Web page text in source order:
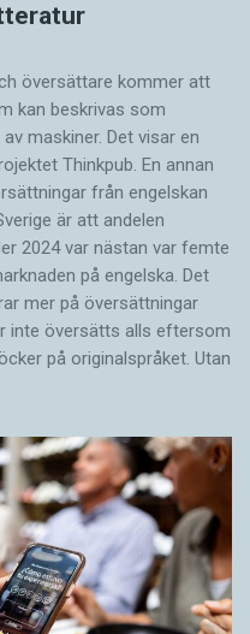
översättare ­kommer att
kan beskrivas som
maskiner. Det visar en
Thinkpub. En annan
från engelskan
är att andelen
2024 var nästan var femte
på engelska. Det
mer på översättningar
inte översätts alls eftersom
på originalspråket. Utan